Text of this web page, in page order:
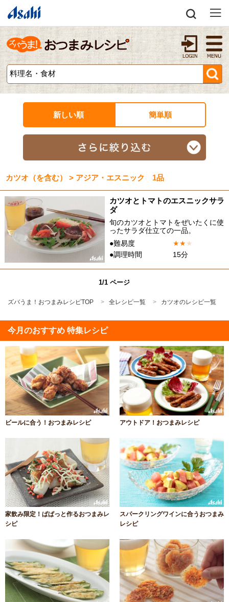
新しい順 簡単順
カツオ（を含む） > アジア・エスニック 1品
カツオとトマトのエスニックサラ
ダ
旬のカツオとトマトをぜいたくに使
ったサラダ仕立ての一品。
●難易度
★★★
●調理時間
15分
1/1 ページ
ズバうま！おつまみレシピTOP 全レシピ一覧 カツオのレシピ一覧
今月のおすすめ 特集レシピ
ビールに合う！おつまみレシピ アウトドア！おつまみレシピ
家飲み限定！ぱぱっと作るおつまみレ
シピ
スパークリングワインに合うおつまみ
レシピ